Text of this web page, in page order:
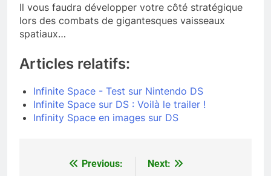
Il vous faudra développer votre côté stratégique
lors des combats de gigantesques vaisseaux
spatiaux…
Articles relatifs:
Infinite Space - Test sur Nintendo DS
Infinite Space sur DS : Voilà le trailer !
Infinity Space en images sur DS
NavigationPrevious:
Next: